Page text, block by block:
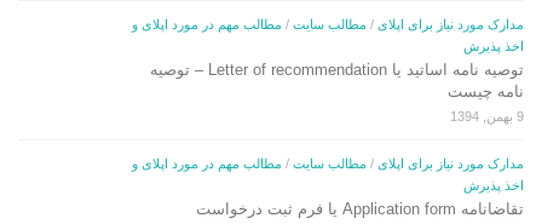
مدارک مورد نیاز برای اپلای / مطالب سایت / مطالب مهم در مورد اپلای و
اخذ پذیرش
توصیه نامه اساتید یا Letter of recommendation – توصیه
نامه چیست
9 بهمن, 1394
مدارک مورد نیاز برای اپلای / مطالب سایت / مطالب مهم در مورد اپلای و
اخذ پذیرش
تقاضانامه Application form یا فرم ثبت درخواست